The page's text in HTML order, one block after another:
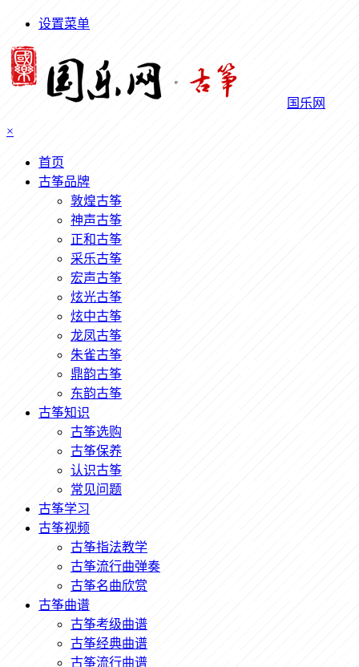
设置菜单
国乐网
×
首页
古筝品牌
敦煌古筝
神声古筝
正和古筝
采乐古筝
宏声古筝
炫光古筝
炫中古筝
龙凤古筝
朱雀古筝
鼎韵古筝
东韵古筝
古筝知识
古筝选购
古筝保养
认识古筝
常见问题
古筝学习
古筝视频
古筝指法教学
古筝流行曲弹奏
古筝名曲欣赏
古筝曲谱
古筝考级曲谱
古筝经典曲谱
古筝流行曲谱